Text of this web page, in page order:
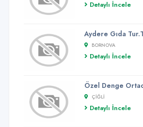
Detaylı İncele
Aydere Gıda
BORNOVA
Detaylı İncele
Özel Denge
ÇIĞLI
Detaylı İncele